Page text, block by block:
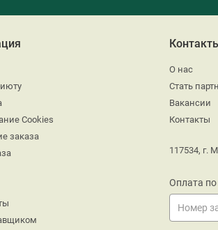
Cookies
заказа
О нас
Стать
Вакансии
Контакты
117534, г.
Оплата по